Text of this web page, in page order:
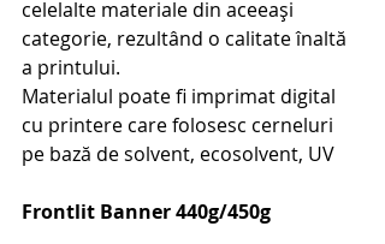
celelalte materiale din aceeași
categorie, rezultând o calitate înaltă
a printului.
Materialul poate fi imprimat digital
cu printere care folosesc cerneluri
pe bază de solvent, ecosolvent, UV
Frontlit Banner 440g/450g